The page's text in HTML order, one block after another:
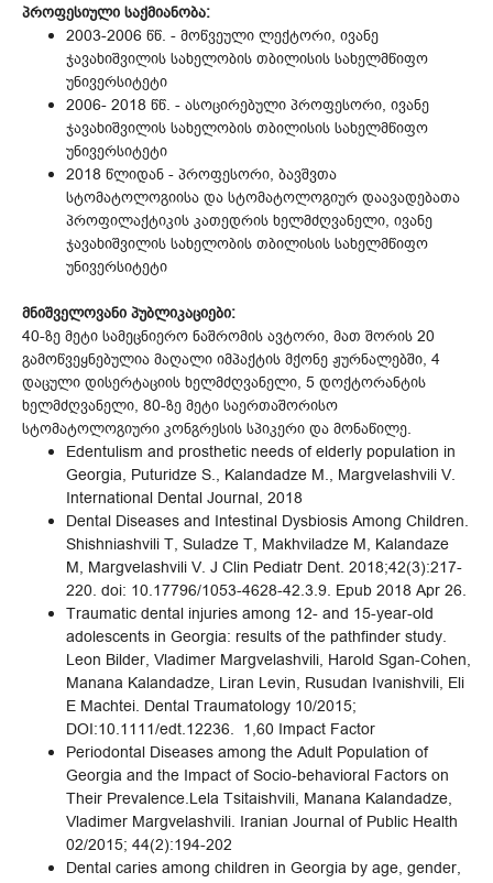
პროფესიული საქმიანობა:
2003-2006 წწ. - მოწვეული ლექტორი, ივანე
ჯავახიშვილის სახელობის თბილისის სახელმწიფო
უნივერსიტეტი
2006- 2018 წწ. - ასოცირებული პროფესორი, ივანე
ჯავახიშვილის სახელობის თბილისის სახელმწიფო
უნივერსიტეტი
2018 წლიდან - პროფესორი, ბავშვთა
სტომატოლოგიისა და სტომატოლოგიურ დაავადებათა
პროფილაქტიკის კათედრის ხელმძღვანელი, ივანე
ჯავახიშვილის სახელობის თბილისის სახელმწიფო
უნივერსიტეტი
მნიშველოვანი პუბლიკაციები:
40-ზე მეტი სამეცნიერო ნაშრომის ავტორი, მათ შორის 20
გამოწვეყნებულია მაღალი იმპაქტის მქონე ჟურნალებში, 4
დაცული დისერტაციის ხელმძღვანელი, 5 დოქტორანტის
ხელმძღვანელი, 80-ზე მეტი საერთაშორისო
სტომატოლოგიური კონგრესის სპიკერი და მონაწილე.
Edentulism and prosthetic needs of elderly population in
Georgia, Puturidze S., Kalandadze M., Margvelashvili V.
International Dental Journal, 2018
Dental Diseases and Intestinal Dysbiosis Among Children.
Shishniashvili T, Suladze T, Makhviladze M, Kalandaze
M, Margvelashvili V. J Clin Pediatr Dent. 2018;42(3):217-
220. doi: 10.17796/1053-4628-42.3.9. Epub 2018 Apr 26.
Traumatic dental injuries among 12- and 15-year-old
adolescents in Georgia: results of the pathfinder study.
Leon Bilder, Vladimer Margvelashvili, Harold Sgan-Cohen,
Manana Kalandadze, Liran Levin, Rusudan Ivanishvili, Eli
E Machtei. Dental Traumatology 10/2015;
DOI:10.1111/edt.12236. 1,60 Impact Factor
Periodontal Diseases among the Adult Population of
Georgia and the Impact of Socio-behavioral Factors on
Their Prevalence.Lela Tsitaishvili, Manana Kalandadze,
Vladimer Margvelashvili. Iranian Journal of Public Health
02/2015; 44(2):194-202
Dental caries among children in Georgia by age, gender,